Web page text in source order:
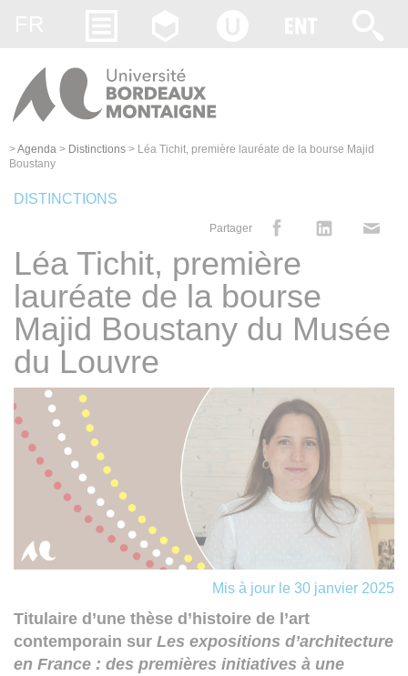
>Agenda > Distinctions > Léa Tichit, première lauréate de la bourse Majid
Boustany
DISTINCTIONS
Partager
Léa Tichit, première
lauréate de la bourse
Majid Boustany du Musée
du Louvre
Mis à jour le 30 janvier 2025
Titulaire d’une thèse d’histoire de l’art
contemporain sur Les expositions d’architecture
en France : des premières initiatives à une